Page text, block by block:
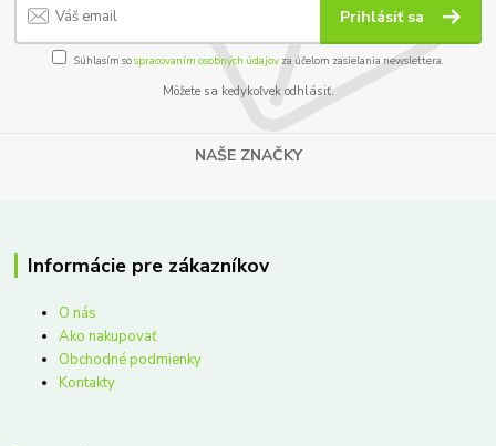
Prihlásiť sa
Súhlasím sospracovaním osobných údajov za účelom zasielania newslettera.
Môžete sa kedykoľvek odhlásiť.
NAŠE ZNAČKY
Informácie pre zákazníkov
O nás
Ako nakupovať
Obchodné podmienky
Kontakty